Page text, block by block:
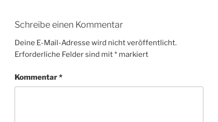
Schreibe einen Kommentar
Deine E-Mail-Adresse wird nicht veröffentlicht.
Erforderliche Felder sind mit* markiert
Kommentar*